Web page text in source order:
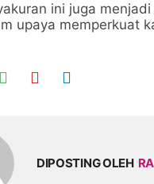
ini juga
upaya memperkuat
DIPOSTING OLEH